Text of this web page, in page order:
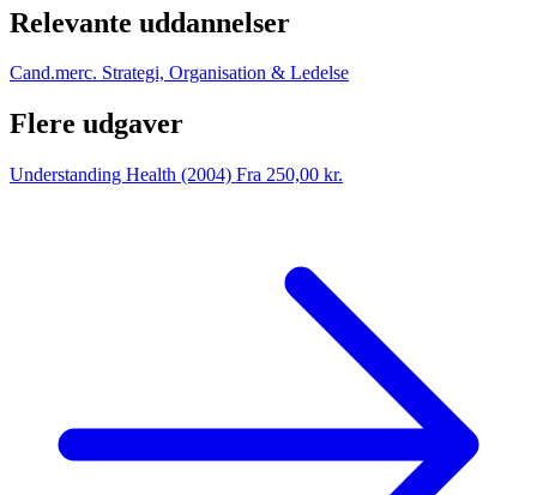
Relevante uddannelser
Cand.merc. Strategi, Organisation & Ledelse
Flere udgaver
Understanding Health (2004) Fra 250,00 kr.